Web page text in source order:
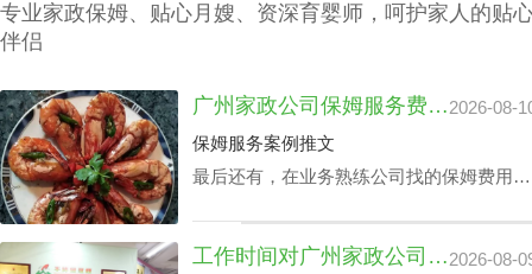
专业家政保姆、贴心月嫂、资深育婴师，呵护家人的贴
伴侣
广州家政公司保姆服务费用：工作时间延长加价吗？2026-08-
保姆服务案例推文
最后还有，在业务熟练公司找的保姆费用比
的服务历程和安心性更高，相应的广州家政
工作时间对广州家政公司住家价位的影响浅析2026-08-